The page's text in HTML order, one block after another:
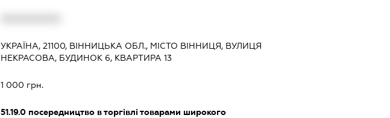
УКРАЇНА, 21100, ВІННИЦЬКА ОБЛ., МІСТО ВІННИЦЯ, ВУЛИЦЯ
НЕКРАСОВА, БУДИНОК 6, КВАРТИРА 13
1 000 грн.
51.19.0посередництво в торгівлі товарами широкого